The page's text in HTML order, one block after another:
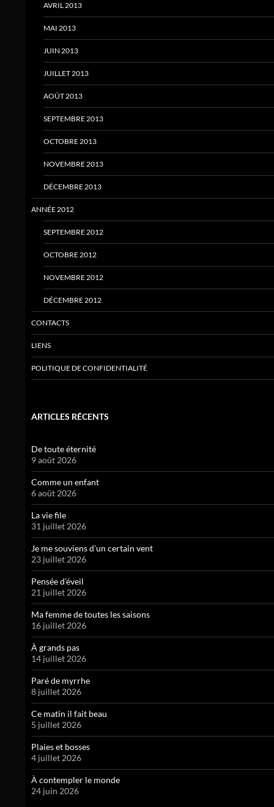
AVRIL 2013
MAI 2013
JUIN 2013
JUILLET 2013
AOÛT 2013
SEPTEMBRE 2013
OCTOBRE 2013
NOVEMBRE 2013
DÉCEMBRE 2013
ANNÉE 2012
SEPTEMBRE 2012
OCTOBRE 2012
NOVEMBRE 2012
DÉCEMBRE 2012
CONTACTS
LIENS
POLITIQUE DE CONFIDENTIALITÉ
ARTICLES RÉCENTS
De toute éternité
9 août 2026
Comme un enfant
6 août 2026
La vie file
31 juillet 2026
Je me souviens d’un certain vent
23 juillet 2026
Pensée d’éveil
21 juillet 2026
Ma femme de toutes les saisons
16 juillet 2026
À grands pas
14 juillet 2026
Paré de myrrhe
8 juillet 2026
Ce matin il fait beau
5 juillet 2026
Plaies et bosses
4 juillet 2026
À contempler le monde
24 juin 2026